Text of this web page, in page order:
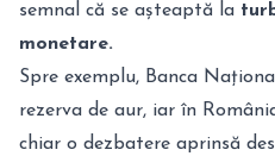
semnal că se așteaptă la
monetare.
Spre exemplu, Banca
rezerva de aur, iar în
chiar o dezbatere aprinsă